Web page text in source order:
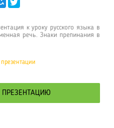
к уроку русского языка в
речь. Знаки препинания в
ПРЕЗЕНТАЦИЮ